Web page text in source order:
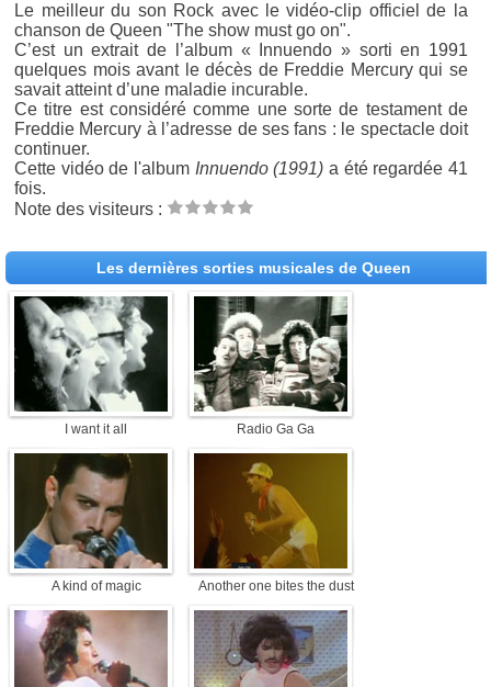
Le meilleur du son Rock avec le vidéo-clip officiel de la
chanson de Queen "The show must go on".
C’est un extrait de l’album « Innuendo » sorti en 1991
quelques mois avant le décès de Freddie Mercury qui se
savait atteint d’une maladie incurable.
Ce titre est considéré comme une sorte de testament de
Freddie Mercury à l’adresse de ses fans : le spectacle doit
continuer.
Cette vidéo de l'album Innuendo (1991) a été regardée 41
fois.
Note des visiteurs :
Les dernières sorties musicales de Queen
I want it all Radio Ga Ga
A kind of magic Another one bites the dust